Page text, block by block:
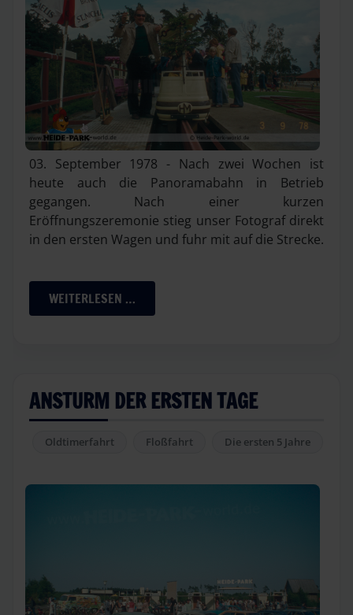
03. September 1978 - Nach zwei Wochen ist
heute auch die Panoramabahn in Betrieb
gegangen. Nach einer kurzen
Eröffnungszeremonie stieg unser Fotograf direkt
in den ersten Wagen und fuhr mit auf die Strecke.
WEITERLESEN …
ANSTURM DER ERSTEN TAGE
Oldtimerfahrt Floßfahrt Die ersten 5 Jahre